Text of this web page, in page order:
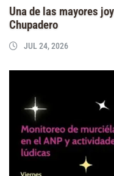
Una de las mayores
Chupadero
JUL 24, 2026